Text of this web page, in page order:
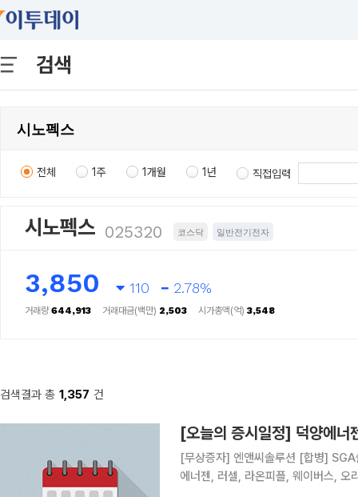
검색
전체 1주 1개월 1년 직접입력
시노펙스 025320 코스닥 일반전기전자
3,850 110 2.78%
거래량644,913 거래대금(백만) 2,503 시가총액(억) 3,548
검색결과 총 1,357 건
[오늘의 증시일정] 덕양에너
[무상증자] 엔앤씨솔루션 [합병] SGA솔루션즈, 시노펙스 [상호변경] 청보 [주주총회] 월덱스, 덕양
에너젠, 러셀, 라온피플, 웨이버스,